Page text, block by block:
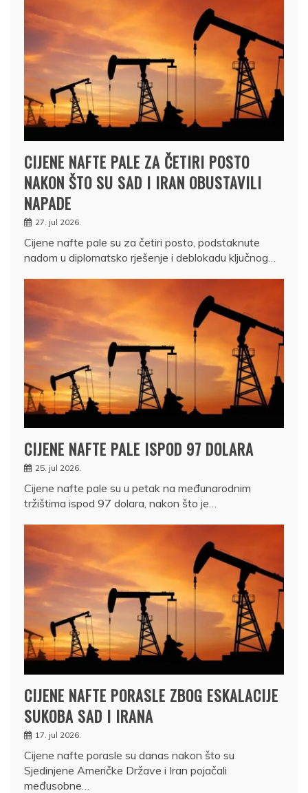
CIJENE NAFTE PALE ZA ČETIRI POSTO
NAKON ŠTO SU SAD I IRAN OBUSTAVILI
NAPADE
27. jul 2026.
Cijene nafte pale su za četiri posto, podstaknute
nadom u diplomatsko rješenje i deblokadu ključnog…
CIJENE NAFTE PALE ISPOD 97 DOLARA
25. jul 2026.
Cijene nafte pale su u petak na međunarodnim
tržištima ispod 97 dolara, nakon što je…
CIJENE NAFTE PORASLE ZBOG ESKALACIJE
SUKOBA SAD I IRANA
17. jul 2026.
Cijene nafte porasle su danas nakon što su
Sjedinjene Američke Države i Iran pojačali
međusobne…